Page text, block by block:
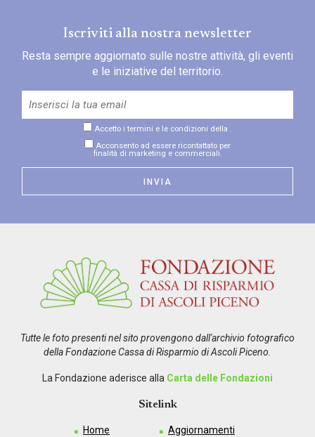
Iscriviti alla nostra newsletter
Resta sempre aggiornato sulle nostre attività, gli eventi
e le iniziative del territorio.
Accetto i termini e le condizioni della
Acconsento ad essere ricontattato per
finalità di marketing e commerciali.
Tutte le foto presenti nel sito provengono dall'archivio fotografico
della Fondazione Cassa di Risparmio di Ascoli Piceno.
La Fondazione aderisce alla Carta delle Fondazioni
Sitelink
Home
Aggiornamenti